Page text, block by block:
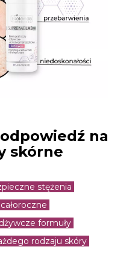
na
skórne
stężenia
formuły
rodzaju skóry